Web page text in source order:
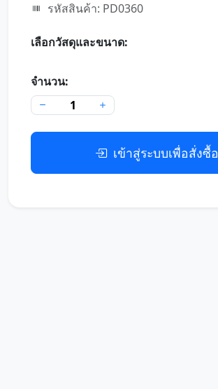
รหัสสินค้า: PD0360
เลือกวัสดุและขนาด:
จำนวน:
เข้าสู่ระบบเพื่อสั่งซื้อ